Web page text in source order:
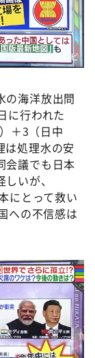
©️ABCテレビ
の海洋放出問
に行われた
＋3（日中
は処理水の安
会議でも日本
いが、
にとって救い
への不信感は